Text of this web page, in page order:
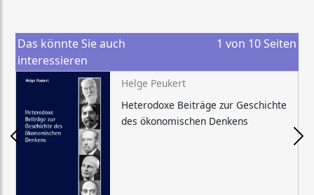
Das könnte Sie auch
interessieren
1 von 10 Seiten
Helge Peukert
Heterodoxe Beiträge zur Geschichte
des ökonomischen Denkens